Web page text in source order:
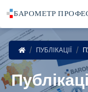
POWRÓT DO STRONY
ПУБЛІКАЦІЇ